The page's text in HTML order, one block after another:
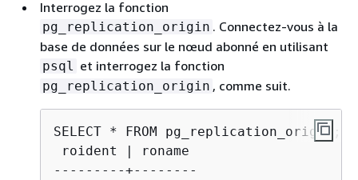
Interrogez la fonction
pg_replication_origin . Connectez-vous à la
base de données sur le nœud abonné en utilisant
psql et interrogez la fonction
pg_replication_origin , comme suit.
roident | roname
---------+--------